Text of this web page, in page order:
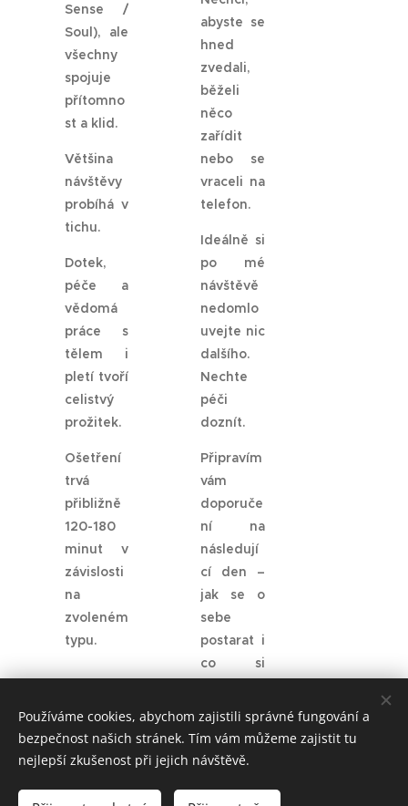
Sense /
Soul), ale
všechny
spojuje
přítomno
st a klid.
Většina
návštěvy
probíhá v
tichu.
Dotek,
péče a
vědomá
práce s
tělem i
pletí tvoří
celistvý
prožitek.
Ošetření
trvá
přibližně
120-180
minut v
závislosti
na
zvoleném
typu.
abyste se
hned
zvedali,
běželi
něco
zařídit
nebo se
vraceli na
telefon.
Ideálně si
po mé
návštěvě
nedomlo
uvejte nic
dalšího.
Nechte
péči
doznít.
Připravím
vám
doporuče
ní na
následují
cí den –
jak se o
sebe
postarat i
co si
uvědomit
Používáme cookies, abychom zajistili správné fungování a
bezpečnost našich stránek. Tím vám můžeme zajistit tu
nejlepší zkušenost při jejich návštěvě.